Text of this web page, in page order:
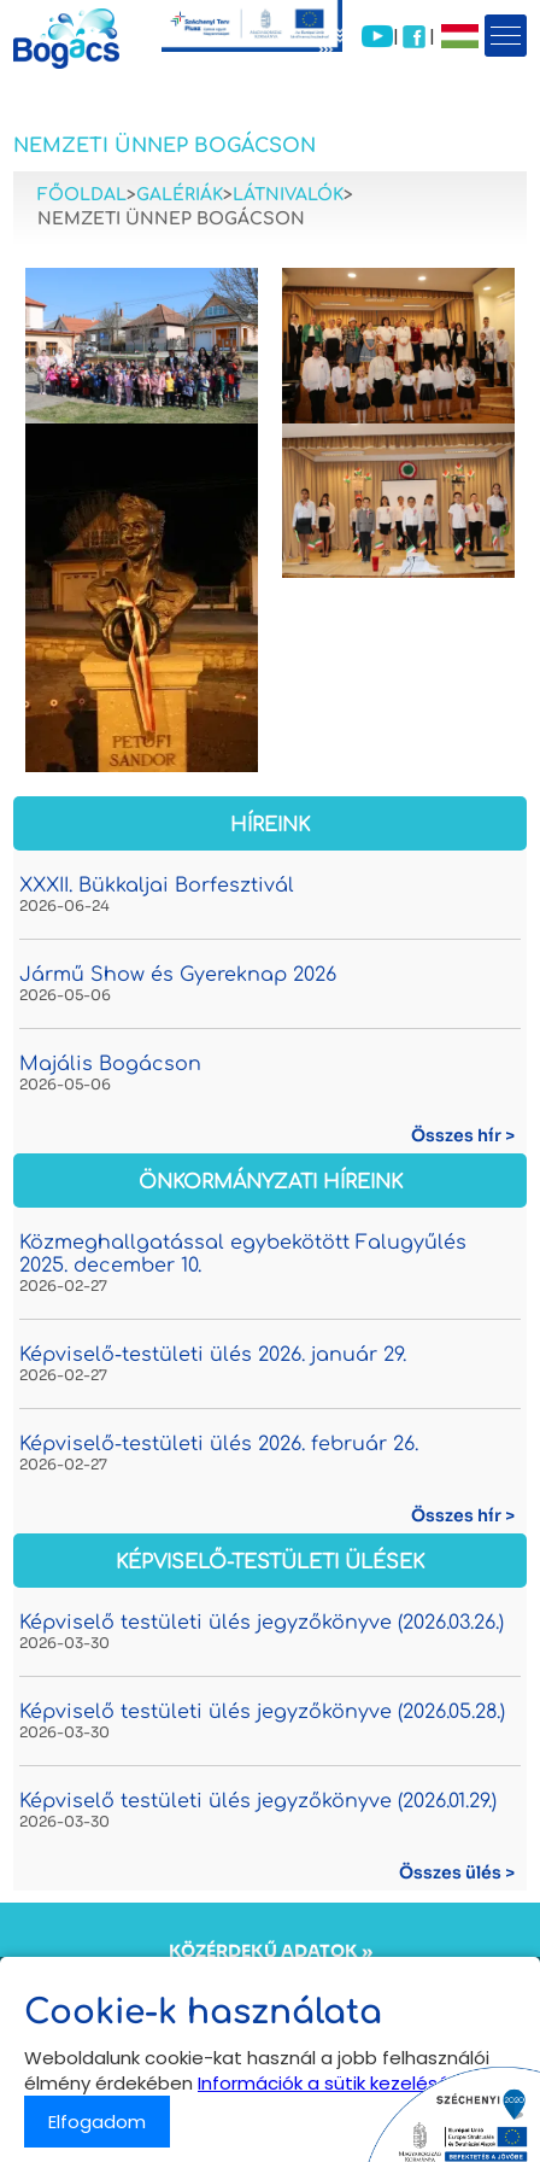
| |
NEMZETI ÜNNEP BOGÁCSON
FŐOLDAL>GALÉRIÁK>LÁTNIVALÓK>
NEMZETI ÜNNEP BOGÁCSON
HÍREINK
XXXII. Bükkaljai Borfesztivál
2026-06-24
Jármű Show és Gyereknap 2026
2026-05-06
Majális Bogácson
2026-05-06
Összes hír >
ÖNKORMÁNYZATI HÍREINK
Közmeghallgatással egybekötött Falugyűlés
2025. december 10.
2026-02-27
Képviselő-testületi ülés 2026. január 29.
2026-02-27
Képviselő-testületi ülés 2026. február 26.
2026-02-27
Összes hír >
KÉPVISELŐ-TESTÜLETI ÜLÉSEK
Képviselő testületi ülés jegyzőkönyve (2026.03.26.)
2026-03-30
Képviselő testületi ülés jegyzőkönyve (2026.05.28.)
2026-03-30
Képviselő testületi ülés jegyzőkönyve (2026.01.29.)
2026-03-30
Összes ülés >
Cookie-k használata
Weboldalunk cookie-kat használ a jobb felhasználói
élmény érdekében Információk a sütik kezeléséről
Elfogadom
KÖZÉRDEKŰ ADATOK »
ÖNKORMÁNYZATI INTÉZMÉNYEK ADATKEZELÉSI
TÁJÉKOZTATÓJA »
Copyright © 2024
Bogács település hivatalos honlapja
Minden jog fenntartva